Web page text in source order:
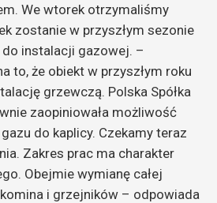
We wtorek otrzymaliśmy
zostanie w przyszłym sezonie
instalacji gazowej. –
to, że obiekt w przyszłym roku
grzewczą. Polska Spółka
zaopiniowała możliwość
do kaplicy. Czekamy teraz
Zakres prac ma charakter
Obejmie wymianę całej
i grzejników – odpowiada